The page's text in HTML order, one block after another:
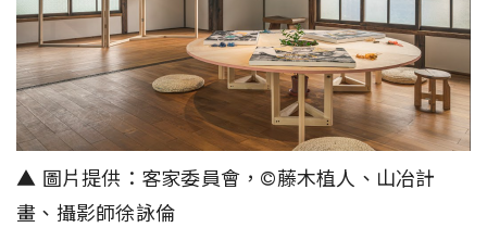
▲ 圖片提供：客家委員會，©️藤木植人、山冶計
畫、攝影師徐詠倫